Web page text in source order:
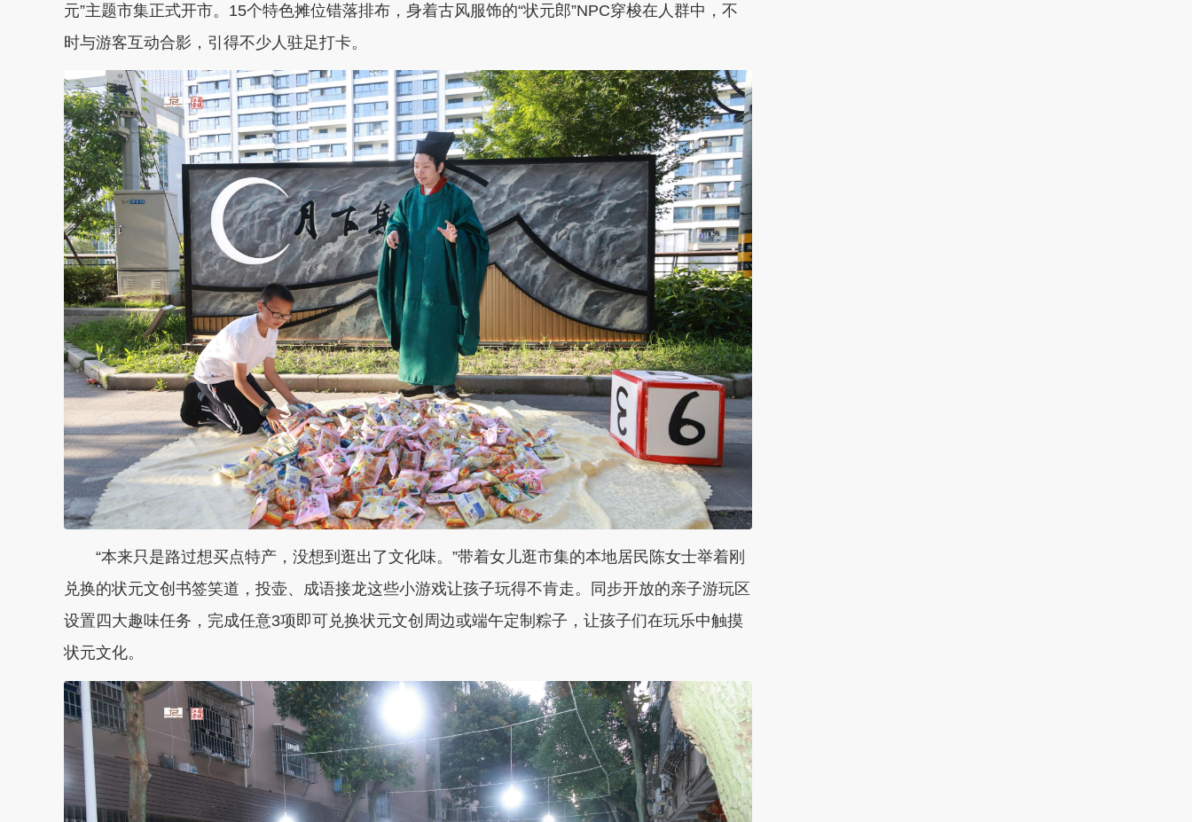
元”主题市集正式开市。15个特色摊位错落排布，身着古风服饰的“状元郎”NPC穿梭在人群中，不
时与游客互动合影，引得不少人驻足打卡。
“本来只是路过想买点特产，没想到逛出了文化味。”带着女儿逛市集的本地居民陈女士举着刚
兑换的状元文创书签笑道，投壶、成语接龙这些小游戏让孩子玩得不肯走。同步开放的亲子游玩区
设置四大趣味任务，完成任意3项即可兑换状元文创周边或端午定制粽子，让孩子们在玩乐中触摸
状元文化。